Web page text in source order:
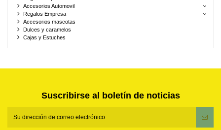
Accesorios Automovil
Regalos Empresa
Accesorios mascotas
Dulces y caramelos
Cajas y Estuches
Suscribirse al boletín de noticias